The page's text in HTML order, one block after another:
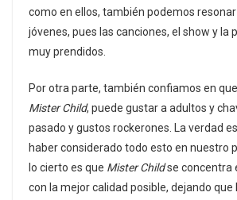
como en ellos, también podemos
jóvenes, pues las canciones, el show y la
muy prendidos.
Por otra parte, también confiamos en
Mister Child, puede gustar a adultos y
pasado y gustos rockerones. La verdad
haber considerado todo esto en nuestro
lo cierto es que Mister Childse concentra
con la mejor calidad posible, dejando que